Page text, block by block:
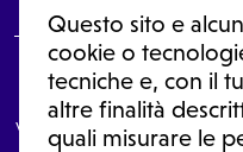
Questo sito e
cookie o
tecniche e, con il
altre finalità
quali misurare le
Le informazioni proposte in
In nessun caso, queste
visita o una diagnosi formulata
le informazioni disponibili